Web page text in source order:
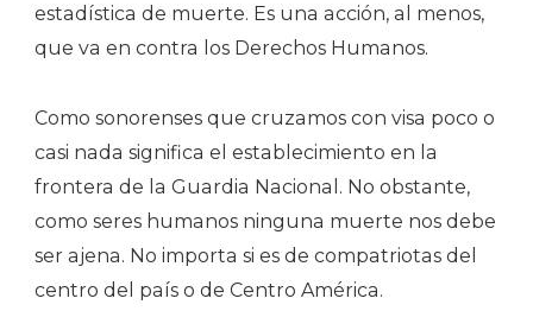
estadística de muerte. Es una acción, al menos,
que va en contra los Derechos Humanos.
Como sonorenses que cruzamos con visa poco o
casi nada significa el establecimiento en la
frontera de la Guardia Nacional. No obstante,
como seres humanos ninguna muerte nos debe
ser ajena. No importa si es de compatriotas del
centro del país o de Centro América.